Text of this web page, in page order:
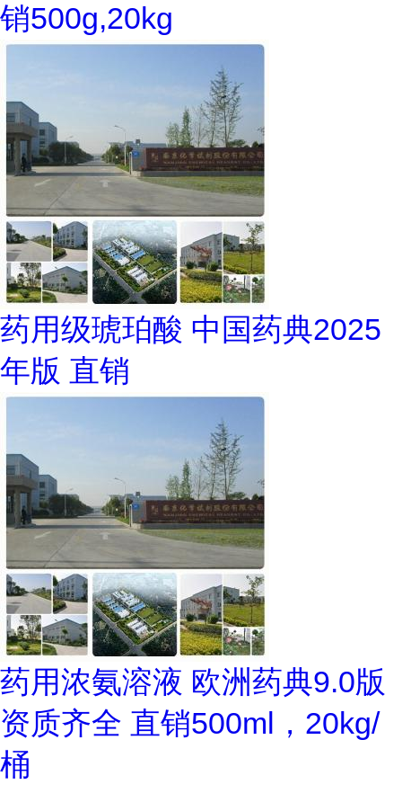
销500g,20kg
药用级琥珀酸 中国药典2025
年版 直销
药用浓氨溶液 欧洲药典9.0版
资质齐全 直销500ml，20kg/
桶